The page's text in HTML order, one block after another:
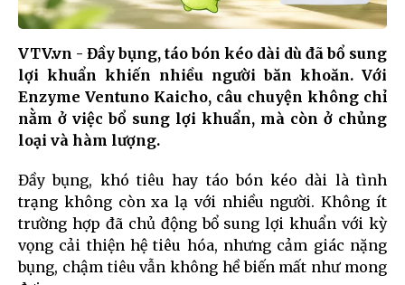
VTV.vn - Đầy bụng, táo bón kéo dài dù đã bổ sung
lợi khuẩn khiến nhiều người băn khoăn. Với
Enzyme Ventuno Kaicho, câu chuyện không chỉ
nằm ở việc bổ sung lợi khuẩn, mà còn ở chủng
loại và hàm lượng.
Đầy bụng, khó tiêu hay táo bón kéo dài là tình
trạng không còn xa lạ với nhiều người. Không ít
trường hợp đã chủ động bổ sung lợi khuẩn với kỳ
vọng cải thiện hệ tiêu hóa, nhưng cảm giác nặng
bụng, chậm tiêu vẫn không hề biến mất như mong